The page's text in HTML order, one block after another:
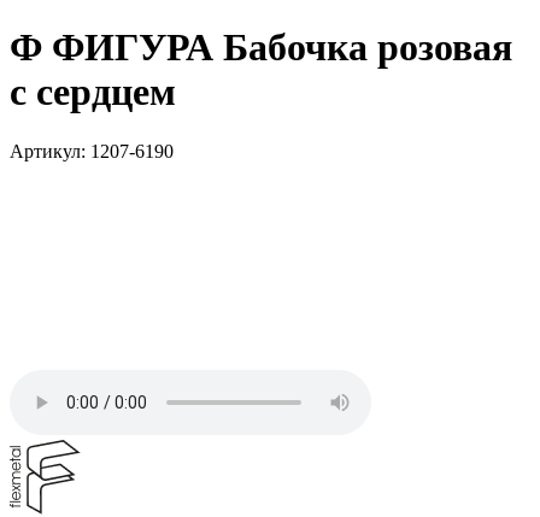
Ф ФИГУРА Бабочка розовая
с сердцем
Артикул: 1207-6190